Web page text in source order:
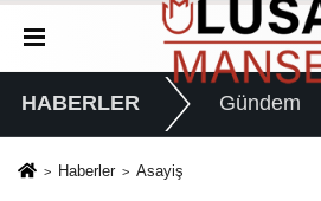
HABERLER Gündem
Haberler Asayiş